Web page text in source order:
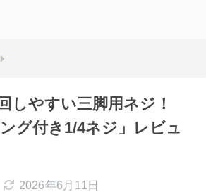
しやすい三脚用ネジ！
グ付き1/4ネジ」レビュ
2026年6月11日